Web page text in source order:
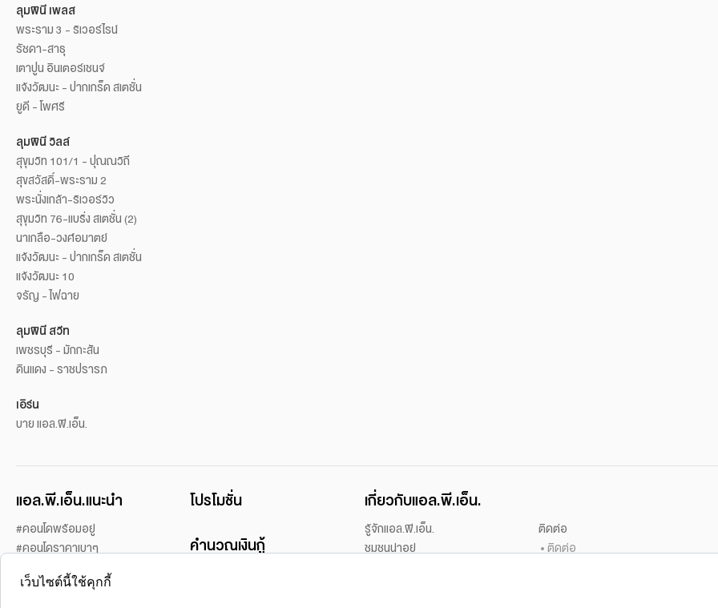
ลุมพินี เพลส
พระราม 3 - ริเวอร์ไรน์
รัชดา-สาธุ
เตาปูน อินเตอร์เชนจ์
แจ้งวัฒนะ - ปากเกร็ด สเตชั่น
ยูดี - โพศรี
ลุมพินี วิลล์
สุขุมวิท 101/1 - ปุณณวิถี
สุขสวัสดิ์-พระราม 2
พระนั่งเกล้า-ริเวอร์วิว
สุขุมวิท 76-แบริ่ง สเตชั่น (2)
นาเกลือ-วงศ์อมาตย์
แจ้งวัฒนะ - ปากเกร็ด สเตชั่น
แจ้งวัฒนะ 10
จรัญ - ไฟฉาย
ลุมพินี สวีท
เพชรบุรี - มักกะสัน
ดินแดง - ราชปรารภ
เอิร์น
บาย แอล.พี.เอ็น.
แอล.พี.เอ็น.แนะนำ
#คอนโดพร้อมอยู่
#คอนโดราคาเบาๆ
#คอนโดเปิดขายใหม่
โปรโมชั่น
คำนวณเงินกู้
เกี่ยวกับแอล.พี.เอ็น.
รู้จักแอล.พี.เอ็น.
ชุมชนน่าอยู่
ติดต่อ
ติดต่อ
เว็บไซต์นี้ใช้คุกกี้